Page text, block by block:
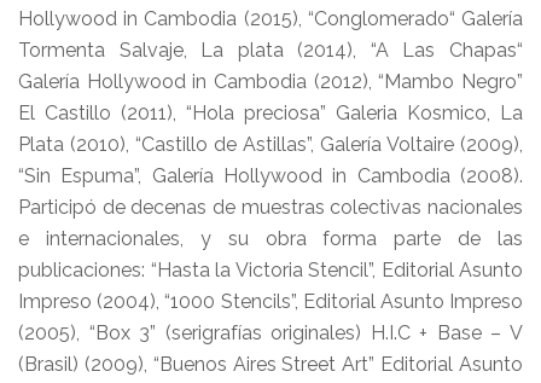
Hollywood in Cambodia (2015), “Conglomerado“ Galería
Tormenta Salvaje, La plata (2014), “A Las Chapas“
Galería Hollywood in Cambodia (2012), “Mambo Negro”
El Castillo (2011), “Hola preciosa” Galeria Kosmico, La
Plata (2010), “Castillo de Astillas”, Galería Voltaire (2009),
“Sin Espuma”, Galería Hollywood in Cambodia (2008).
Participó de decenas de muestras colectivas nacionales
e internacionales, y su obra forma parte de las
publicaciones: “Hasta la Victoria Stencil”, Editorial Asunto
Impreso (2004), “1000 Stencils”, Editorial Asunto Impreso
(2005), “Box 3” (serigrafías originales) H.I.C + Base – V
(Brasil) (2009), “Buenos Aires Street Art” Editorial Asunto